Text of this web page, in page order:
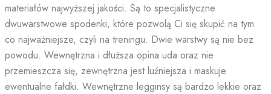
materiałów najwyższej jakości. Są to specjalistyczne
dwuwarstwowe spodenki, które pozwolą Ci się skupić na tym
co najważniejsze, czyli na treningu. Dwie warstwy są nie bez
powodu. Wewnętrzna i dłuższa opina uda oraz nie
przemieszcza się, zewnętrzna jest luźniejsza i maskuje
ewentualne fałdki. Wewnętrzne legginsy są bardzo lekkie oraz